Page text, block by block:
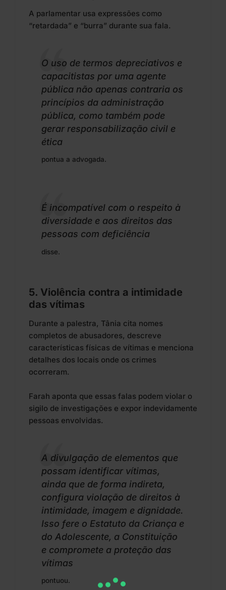
A parlamentar usa expressões como
“retardada” e “burra” durante sua fala.
O uso de termos depreciativos e
capacitistas por uma agente
pública não apenas contraria os
princípios da administração
pública, como também pode
gerar responsabilização civil e
ética
pontua a advogada.
É incompatível com o respeito à
diversidade e aos direitos das
pessoas com deficiência
disse.
5. Violência contra a intimidade
das vítimas
Durante a palestra, Tânia cita nomes
completos de abusadores, descreve
características físicas de vítimas e menciona
detalhes dos locais onde os crimes
ocorreram.
Farah aponta que essas falas podem violar o
sigilo de investigações e expor indevidamente
pessoas envolvidas.
A divulgação de elementos que
possam identificar vítimas,
ainda que de forma indireta,
configura violação de direitos à
intimidade, imagem e dignidade.
Isso fere o Estatuto da Criança e
do Adolescente, a Constituição
e compromete a proteção das
vítimas
pontuou.